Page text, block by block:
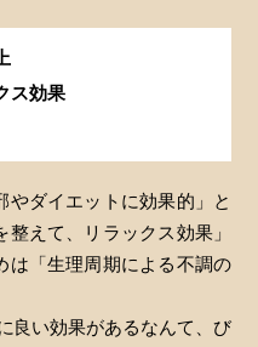
ス効果
やダイエットに効果的」と
えて、リラックス効果」
は「生理周期による不調の
良い効果があるなんて、び